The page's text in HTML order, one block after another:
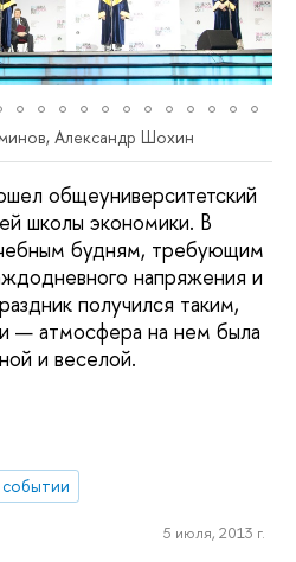
Александр Шохин
общеуниверситетский
школы экономики. В
будням, требующим
напряжения и
получился таким,
— атмосфера на нем была
и веселой.
5 июля, 2013 г.